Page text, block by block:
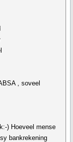
, soveel
) Hoeveel mense
bankrekening